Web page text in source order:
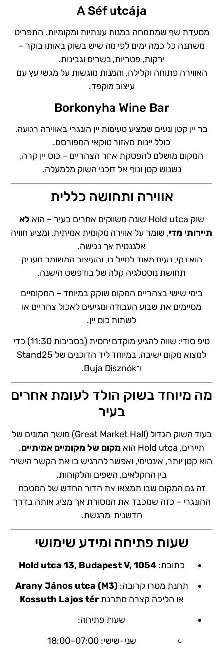
A Séf utcája
מסעדת שף שמתמחה במנות עונתיות ומקומיות. התפריט
משתנה כל כמה ימים לפי מה שיש בשוק באותו בוקר –
ירקות, פטריות, בשרים וגבינות.
האווירה פתוחה וקלילה, והמנות מוגשות על מגשי עץ עם
עיצוב מוקפד.
Borkonyha Wine Bar
בר יין קטן ונעים שמציע טעימות יין הונגרי באווירה רגועה,
כולל יינות מאזור טוקאי המפורסם.
המקום מושלם להפסקת אחר הצהריים – כוס יין קרה,
נשנוש קטן ונוף אל דוכני השוק מלמעלה.
אווירה ותחושה כללית
שוק Hold utca שונה משווקים אחרים בעיר – הוא
לא
תיירותי מדי, שומר על אווירה מקומית אמיתית, ומציע חוויה
אלגנטית אך נגישה.
הוא נקי, נעים מאוד לטייל בו, והעיצוב המשומר מעניק
תחושת נוסטלגיה קלה של בודפשט הישנה.
בימי שישי בצהריים המקום שוקק במיוחד – המקומיים
מסיימים את שבוע העבודה ומגיעים לאכול צהריים או
לשתות כוס יין.
טיפ סודי: שווה להגיע מוקדם יחסית (בסביבות 11:30) כדי
למצוא מקום ישיבה, במיוחד ליד הדוכנים של Stand25
ו־Buja Disznók.
מה מיוחד בשוק הולד לעומת אחרים
בעיר
בעוד השוק הגדול (Great Market Hall) מושך המונים של
תיירים, Hold utca הוא
מקום של מקומיים אמיתיים.
הוא קטן יותר, אינטימי, ואפשר להרגיש בו את הקשר הישיר
בין החקלאים, השפים והלקוחות.
זה גם המקום שבו תמצאו את הדור החדש של המטבח
ההונגרי – כזה שמכבד את המסורת אך מציג אותה בדרך
חדשנית ומרגשת.
שעות פתיחה ומידע שימושי
כתובת:Hold utca 13, Budapest V, 1054
תחנת מטרו קרובה:Arany János utca (M3)
או הליכה קצרה מתחנתKossuth Lajos tér
שעות פתיחה:
שני-שישי: 07:00–18:00